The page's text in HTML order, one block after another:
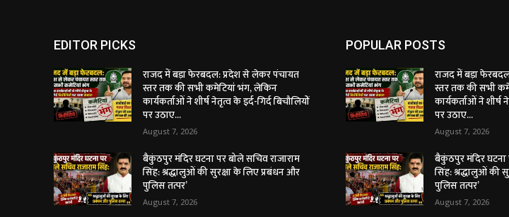
EDITOR PICKS
राजद में बड़ा फेरबदल: प्रदेश से लेकर पंचायत
स्तर तक की सभी कमेटियां भंग, लेकिन
कार्यकर्ताओं ने शीर्ष नेतृत्व के इर्द-गिर्द बिचौलियों
पर उठाए...
August 7, 2026
बैकुंठपुर मंदिर घटना पर बोले सचिव राजाराम
सिंह: श्रद्धालुओं की सुरक्षा के लिए प्रबंधन और
पुलिस तत्पर’
August 7, 2026
POPULAR POSTS
राजद में बड़ा
स्तर तक की सभी
कार्यकर्ताओं ने शीर्ष
पर उठाए...
August 7, 2026
बैकुंठपुर मंदिर घटना
सिंह: श्रद्धालुओं की
पुलिस तत्पर’
August 7, 2026